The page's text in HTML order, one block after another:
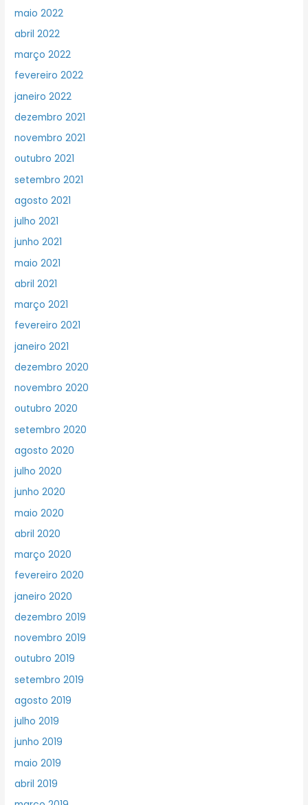
maio 2022
abril 2022
março 2022
fevereiro 2022
janeiro 2022
dezembro 2021
novembro 2021
outubro 2021
setembro 2021
agosto 2021
julho 2021
junho 2021
maio 2021
abril 2021
março 2021
fevereiro 2021
janeiro 2021
dezembro 2020
novembro 2020
outubro 2020
setembro 2020
agosto 2020
julho 2020
junho 2020
maio 2020
abril 2020
março 2020
fevereiro 2020
janeiro 2020
dezembro 2019
novembro 2019
outubro 2019
setembro 2019
agosto 2019
julho 2019
junho 2019
maio 2019
abril 2019